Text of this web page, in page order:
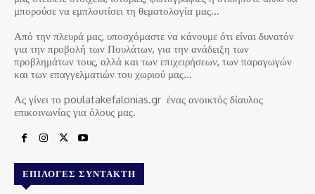
μπορούσε να εμπλουτίσει τη θεματολογία μας…
Από την πλευρά μας, υποσχόμαστε να κάνουμε ότι είναι δυνατόν
για την προβολή των Πουλάτων, για την ανάδειξη των
προβλημάτων τους, αλλά και των επιχειρήσεων, των παραγωγών
και των επαγγελματιών του χωριού μας…
Ας γίνει το poulatakefalonias.gr ένας ανοικτός δίαυλος
επικοινωνίας για όλους μας.
ΕΠΙΛΟΓΈΣ ΣΥΝΤΆΚΤΗ